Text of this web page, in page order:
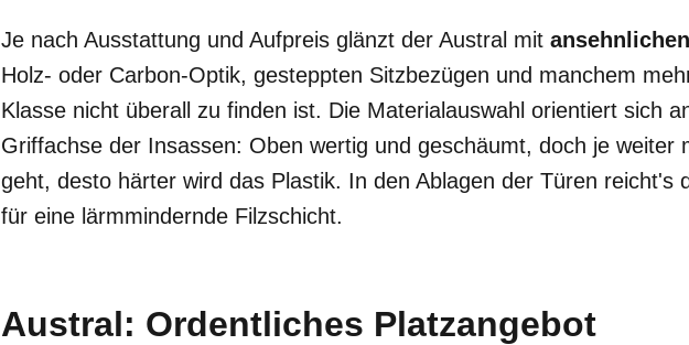
Je nach Ausstattung und Aufpreis glänzt der Austral mit
Holz- oder Carbon-Optik, gesteppten Sitzbezügen und manchem
Klasse nicht überall zu finden ist. Die Materialauswahl orientiert sich
Griffachse der Insassen: Oben wertig und geschäumt, doch je weiter
geht, desto härter wird das Plastik. In den Ablagen der Türen reicht's
für eine lärmmindernde Filzschicht.
Austral: Ordentliches Platzangebot